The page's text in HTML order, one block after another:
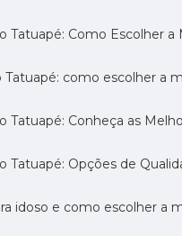
Tatuapé: Como Escolher
Tatuapé: como escolher a
Tatuapé: Conheça as
Tatuapé: Opções de
idoso e como escolher a